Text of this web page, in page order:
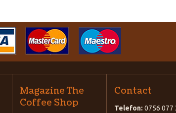
Magazine The
Coffee Shop
Contact
Telefon: 0756 077